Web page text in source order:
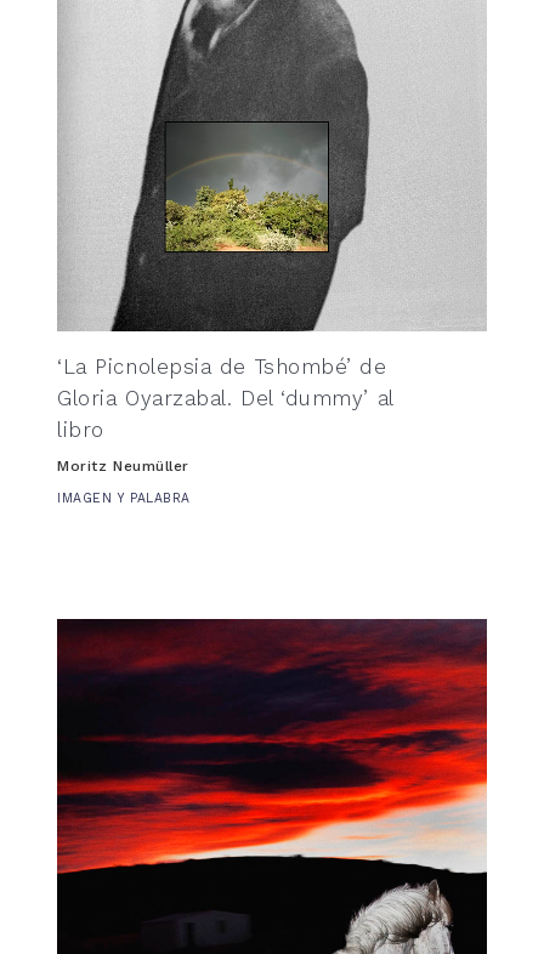
‘La Picnolepsia de Tshombé’ de
Gloria Oyarzabal. Del ‘dummy’ al
libro
Moritz Neumüller
IMAGEN Y PALABRA